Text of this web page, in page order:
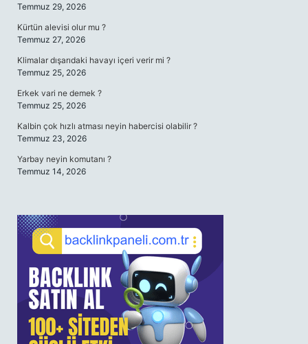
Temmuz 29, 2026
Kürtün alevisi olur mu ?
Temmuz 27, 2026
Klimalar dışarıdaki havayı içeri verir mi ?
Temmuz 25, 2026
Erkek vari ne demek ?
Temmuz 25, 2026
Kalbin çok hızlı atması neyin habercisi olabilir ?
Temmuz 23, 2026
Yarbay neyin komutanı ?
Temmuz 14, 2026